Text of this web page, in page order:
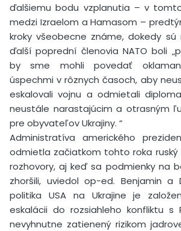
ďalšiemu bodu vzplanutia – v
medzi Izraelom a Hamasom –
kroky všeobecne známe, dokedy sú
ďalší poprední členovia NATO boli
by sme mohli povedať
úspechmi v rôznych časoch, aby
eskalovali vojnu a odmietali
neustále narastajúcim a otrasným
pre obyvateľov Ukrajiny. “
Administratíva amerického
odmietla začiatkom tohto roka ruský
rozhovory, aj keď sa podmienky na
zhoršili, uviedol op-ed. Benjamin a
politika USA na Ukrajine je
eskalácii do rozsiahleho konfliktu s
nevyhnutne zatienený rizikom